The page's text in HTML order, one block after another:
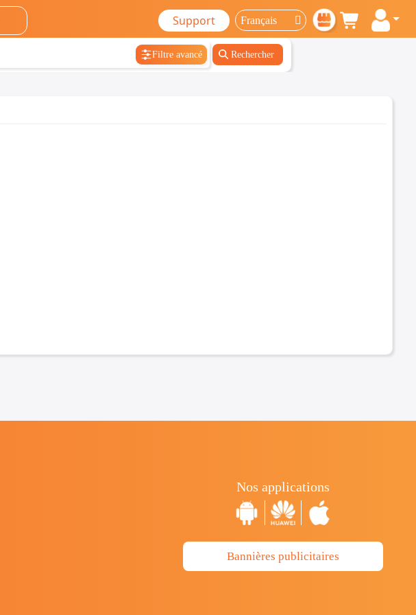
Support
Filtre avancé Rechercher
Nos applications
Bannières publicitaires